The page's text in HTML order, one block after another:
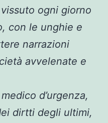
ogni giorno
con le unghie e
narrazioni
avvelenate e
d’urgenza,
dirtti degli ultimi,